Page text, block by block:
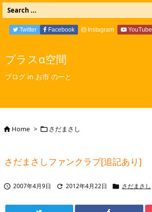
プラスα空間
ブログ in お市 のーと
Twitter Facebook Instagram YouTube
Home > さだまさし
さだまさしファンクラブ[追記あり]
 2007年4月9日  2012年4月22日  さだまさし